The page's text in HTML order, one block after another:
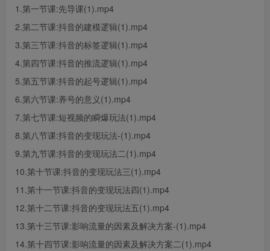
1.第一节课:先导课(1).mp4
2.第二节课:抖音的建模逻辑(1).mp4
3.第三节课:抖音的标签逻辑(1).mp4
4.第四节课:抖音的推流逻辑(1).mp4
5.第五节课:抖音的起号逻辑(1).mp4
6.第六节课:养号的意义(1).mp4
7.第七节课:短视频的瞬爆玩法(1).mp4
8.第八节课:抖音的变现玩法-(1).mp4
9.第九节课:抖音的变现玩法二(1).mp4
10.第十节课:抖音的变现玩法三(1).mp4
11.第十一节课:抖音的变现玩法四(1).mp4
12.第十二节课:抖音的变现玩法五(1).mp4
13.第十三节课:影响流量的因素及解决方案-(1).mp4
14.第十四节课:影响流量的因素及解决方案二(1).mp4